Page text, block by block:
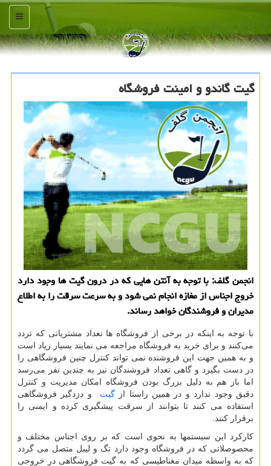
منو
گیت گاندو و امینت فروشگاه
انجمن گلف: با توجه به آنتن هایی كه در درون گیت ها وجود دارد
خروج اجناس از مغازه انجام نمی شود و به سرعت سرقت را به اطلاع
مدیران و فروشندگان خواهد رساند.
با توجه به اینکه در برخی از فروشگاه ها تعداد مشتریانی که تردد
می‌کنند و برای خرید به فروشگاه مراجعه می نمایند بسیار زیاد است
و به همین جهت این فروشنده نمی تواند کنترل چنین فروشگاهی را
در دست بگیرد و گاهی تعداد فروشندگان نیز به چندین نفر می‌رسد
اما باز هم به دلیل بزرگ بودن فروشگاه امکان مدیریت و کنترل
دقیق وجود ندارد و در همین راستا ازگیت
و دزدگیر فروشگاهی
استفاده می کنند تا بتوانند از سرقت پیشگیری کرده و ایمنی را
برقرار کنند.
کارکرد این سیستمها به نحوی است که بر روی اجناس مختلف و
محصوصلاتی که در فروشگاه وجود دارد تگ و لیبل متصل می گردد
که به واسطه میدان مغناطیسی که به گیت فروشگاهی در خروجی